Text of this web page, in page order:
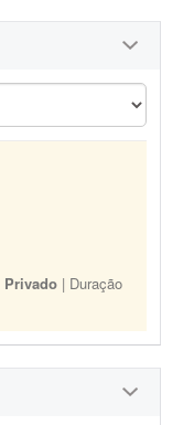
Privado | Duração